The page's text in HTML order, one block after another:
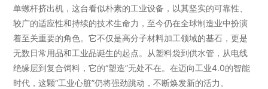
单螺杆挤出机，这台看似朴素的工业设备，以其坚实的可靠性、
较广的适应性和持续的技术生命力，至今仍在全球制造业中扮演
着至关重要的角色。它不仅是高分子材料加工领域的基石，更是
无数日常用品和工业品诞生的起点。从塑料袋到供水管，从电线
绝缘层到复合饲料，它的“塑造”无处不在。在迈向工业4.0的智能
时代，这颗“工业心脏”仍将强劲跳动，不断焕发新的活力。